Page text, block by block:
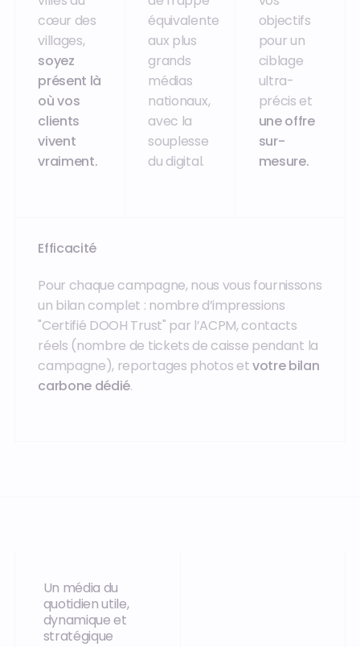
cœur des
villages,
soyez
présent là
où vos
clients
vivent
vraiment.
équivalente
aux plus
grands
médias
nationaux,
avec la
souplesse
du digital.
objectifs
pour un
ciblage
ultra-
précis et
une offre
sur-
mesure.
Efficacité
Pour chaque campagne, nous vous fournissons
un bilan complet : nombre d’impressions
"Certifié DOOH Trust" par l’ACPM, contacts
réels (nombre de tickets de caisse pendant la
campagne), reportages photos etvotre bilan
carbone dédié.
Un média du
quotidien utile,
dynamique et
stratégique